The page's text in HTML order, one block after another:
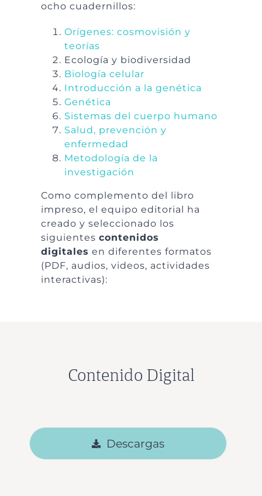
ocho cuadernillos:
Orígenes: cosmovisión y
teorías
Ecología y biodiversidad
Biología celular
Introducción a la genética
Genética
Sistemas del cuerpo humano
Salud, prevención y
enfermedad
Metodología de la
investigación
Como complemento del libro
impreso, el equipo editorial ha
creado y seleccionado los
siguientes contenidos
digitales en diferentes formatos
(PDF, audios, videos, actividades
interactivas):
Contenido Digital
Descargas